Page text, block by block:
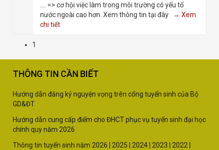
.... => cơ hội việc làm trong môi trường có yếu tố
nước ngoài cao hơn. Xem thông tin tại đây
→ Xem
chi tiết
1
THÔNG TIN CẦN BIẾT
Hướng dẫn đăng ký nguyện vọng trên cổng tuyển sinh của Bộ
GD&ĐT
Hướng dẫn cung cấp điểm cho ĐHCT phục vụ tuyển sinh đại học
chính quy năm 2026
Thông tin tuyển sinh năm 2026 | 2025 2024 2023 2022